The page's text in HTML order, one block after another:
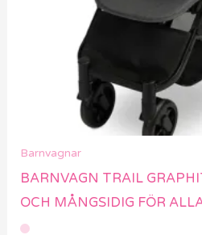
Barnvagnar
BARNVAGN TRAIL
OCH MÅNGSIDIG FÖR